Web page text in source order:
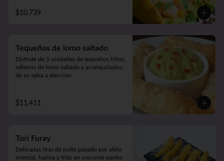
acevichada. 2 unidades.
$10.739
Tequeños de lomo saltado
Disfrute de 5 unidades de tequeños fritos,
rellenos de lomo saltado y acompañados
de su salsa a elección.
$11.411
Tori Furay
Delicadas tiras de pollo pasado por aliño
oriental, harina y frito en crocante panko